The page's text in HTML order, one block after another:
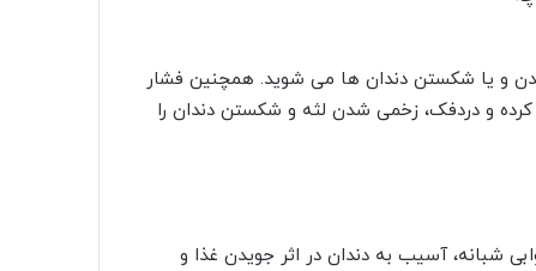
و یا شکستن دندان ها می شوید. همچنین فشار
و دردفک، زخمی شدن لثه و شکستن دندان را
شبانه، آسیب به دندان در اثر جویدن غذا و